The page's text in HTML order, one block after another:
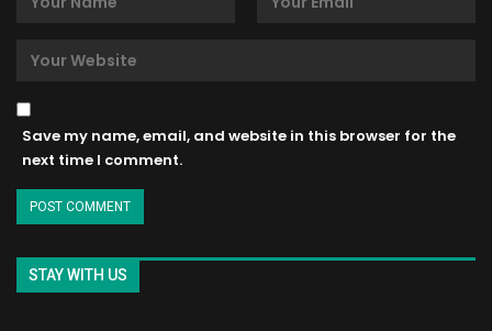
Save my name, email, and website in this browser for the
next time I comment.
STAY WITH US